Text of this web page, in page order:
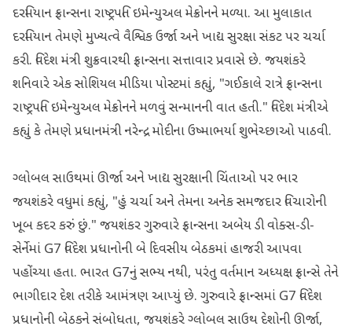
દરમિયાન ફ્રાન્સના રાષ્ટ્રપતિ ઇમેન્યુઅલ મેક્રોનને મળ્યા. આ મુલાકાત
દરમિયાન તેમણે મુખ્યત્વે વૈશ્વિક ઉર્જા અને ખાદ્ય સુરક્ષા સંકટ પર ચર્ચા
કરી. વિદેશ મંત્રી શુક્રવારથી ફ્રાન્સના સત્તાવાર પ્રવાસે છે. જયશંકરે
શનિવારે એક સોશિયલ મીડિયા પોસ્ટમાં કહ્યું, "ગઈકાલે રાત્રે ફ્રાન્સના
રાષ્ટ્રપતિ ઇમેન્યુઅલ મેક્રોનને મળવું સન્માનની વાત હતી." વિદેશ મંત્રીએ
કહ્યું કે તેમણે પ્રધાનમંત્રી નરેન્દ્ર મોદીના ઉષ્માભર્યા શુભેચ્છાઓ પાઠવી.
ગ્લોબલ સાઉથમાં ઊર્જા અને ખાદ્ય સુરક્ષાની ચિંતાઓ પર ભાર
જયશંકરે વધુમાં કહ્યું, "હું ચર્ચા અને તેમના અનેક સમજદાર વિચારોની
ખૂબ કદર કરું છું." જયશંકર ગુરુવારે ફ્રાન્સના અબેય ડી વોક્સ-ડી-
સેર્નેમાં G7 વિદેશ પ્રધાનોની બે દિવસીય બેઠકમાં હાજરી આપવા
પહોંચ્યા હતા. ભારત G7નું સભ્ય નથી, પરંતુ વર્તમાન અધ્યક્ષ ફ્રાન્સે તેને
ભાગીદાર દેશ તરીકે આમંત્રણ આપ્યું છે. ગુરુવારે ફ્રાન્સમાં G7 વિદેશ
પ્રધાનોની બેઠકને સંબોધતા, જયશંકરે ગ્લોબલ સાઉથ દેશોની ઊર્જા,